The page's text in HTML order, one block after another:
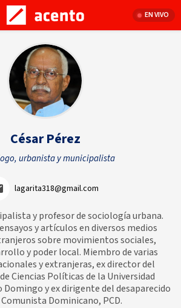
EN VIVO
César Pérez
urbanista y municipalista
lagarita318@gmail.com
y profesor de sociología urbana.
y artículos en diversos medios
sobre movimientos sociales,
y poder local. Miembro de varias
y extranjeras, ex director del
Ciencias Políticas de la Universidad
y ex dirigente del desaparecido
Dominicano, PCD.